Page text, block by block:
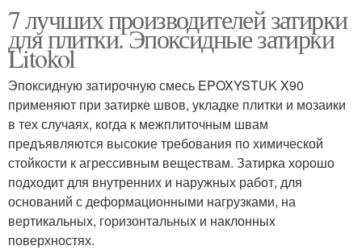
7 лучших производителей затирки
для плитки. Эпоксидные затирки
Litokol
Эпоксидную затирочную смесь EPOXYSTUK X90
применяют при затирке швов, укладке плитки и мозаики
в тех случаях, когда к межплиточным швам
предъявляются высокие требования по химической
стойкости к агрессивным веществам. Затирка хорошо
подходит для внутренних и наружных работ, для
оснований с деформационными нагрузками, на
вертикальных, горизонтальных и наклонных
поверхностях.